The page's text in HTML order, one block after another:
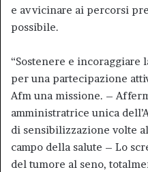
e avvicinare ai percorsi
possibile.
“Sostenere e incoraggiare
per una partecipazione
Afm una missione. –
amministratrice unica
di sensibilizzazione volte
campo della salute – Lo
del tumore al seno,